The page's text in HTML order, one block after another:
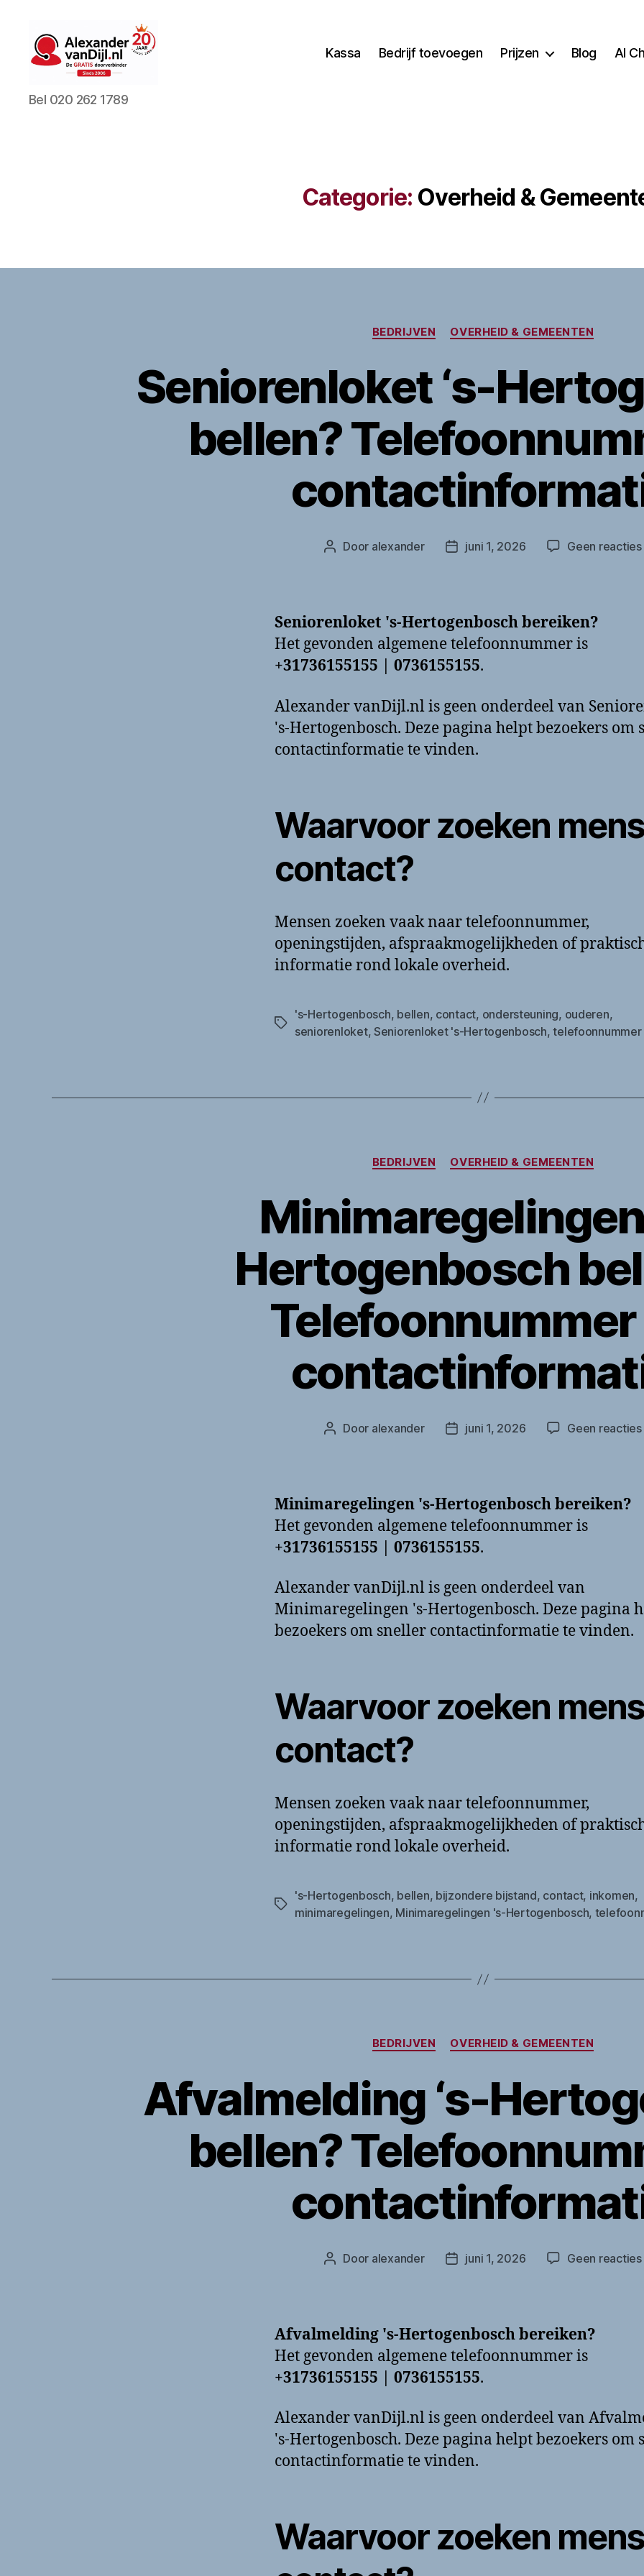
AlexandervanDijl.nl
Bel 020 262 1789
Kassa Bedrijf toevoegen Prijzen Blog
AI
Categorie: Overheid &
Categorieën
BEDRIJVEN OVERHEID & GEMEENTEN
Seniorenloket ‘s-
bellen?
Berichtauteur
Door alexander Berichtdatum
juni 1, 2026 Geen reacties
Seniorenloket 's-Hertogenbosch bereiken?
Het gevonden algemene telefoonnummer is
+31736155155 | 0736155155.
Alexander vanDijl.nl is geen onderdeel van
's-Hertogenbosch. Deze pagina helpt bezoekers om
contactinformatie te vinden.
Waarvoor zoeken
contact?
Mensen zoeken vaak naar telefoonnummer,
openingstijden, afspraakmogelijkheden of
informatie rond lokale overheid.
Tags
's-Hertogenbosch, bellen, contact, ondersteuning, ouderen,
seniorenloket, Seniorenloket 's-Hertogenbosch,telefoonnummer
Categorieën
BEDRIJVEN OVERHEID & GEMEENTEN
Minimaregelingen
Hertogenbosch
Telefoonnummer
Berichtauteur
Door alexander Berichtdatum
juni 1, 2026 Geen reacties
Minimaregelingen 's-Hertogenbosch bereiken?
Het gevonden algemene telefoonnummer is
+31736155155 | 0736155155.
Alexander vanDijl.nl is geen onderdeel van
Minimaregelingen 's-Hertogenbosch. Deze pagina
bezoekers om sneller contactinformatie te vinden.
Waarvoor zoeken
contact?
Mensen zoeken vaak naar telefoonnummer,
openingstijden, afspraakmogelijkheden of
informatie rond lokale overheid.
Tags
's-Hertogenbosch, bellen, bijzondere bijstand, contact, inkomen,
minimaregelingen, Minimaregelingen 's-Hertogenbosch,
Categorieën
BEDRIJVEN OVERHEID & GEMEENTEN
Afvalmelding ‘s-
bellen?
Berichtauteur
Door alexander Berichtdatum
juni 1, 2026 Geen reacties
Afvalmelding 's-Hertogenbosch bereiken?
Het gevonden algemene telefoonnummer is
+31736155155 | 0736155155.
Alexander vanDijl.nl is geen onderdeel van
's-Hertogenbosch. Deze pagina helpt bezoekers om
contactinformatie te vinden.
Waarvoor zoeken